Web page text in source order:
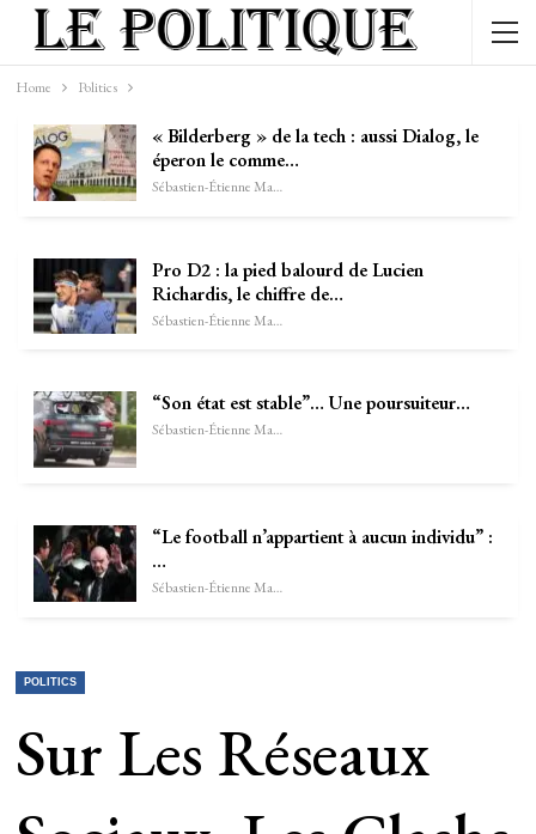
Home Politics
« Bilderberg » de la tech : aussi Dialog, le
éperon le comme…
Sébastien-Étienne Marechal
Pro D2 : la pied balourd de Lucien
Richardis, le chiffre de…
Sébastien-Étienne Marechal
“Son état est stable”… Une poursuiteur…
Sébastien-Étienne Marechal
“Le football n’appartient à aucun individu” :
…
Sébastien-Étienne Marechal
POLITICS
Sur Les Réseaux